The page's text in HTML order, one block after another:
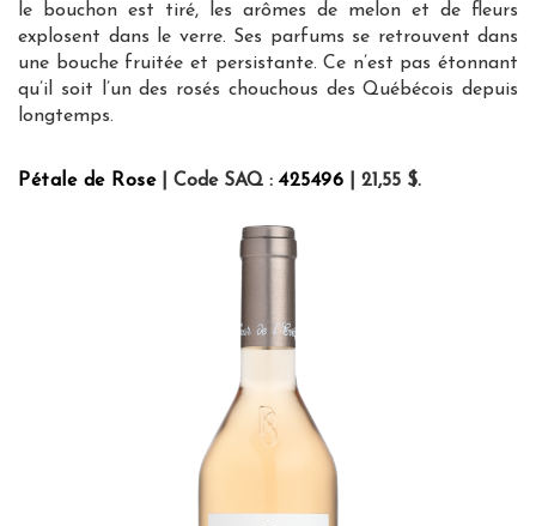
le bouchon est tiré, les arômes de melon et de fleurs
explosent dans le verre. Ses parfums se retrouvent dans
une bouche fruitée et persistante. Ce n’est pas étonnant
qu’il soit l’un des rosés chouchous des Québécois depuis
longtemps.
Pétale de Rose| Code SAQ : 425496 | 21,55 $.